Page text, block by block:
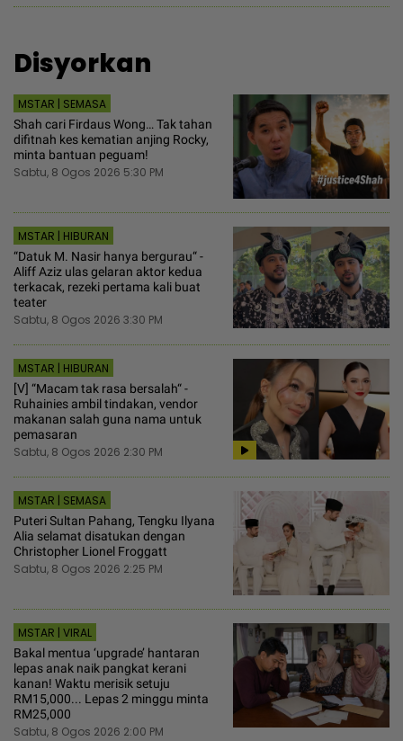
Disyorkan
MSTAR | SEMASA
Shah cari Firdaus Wong… Tak tahan
difitnah kes kematian anjing Rocky,
minta bantuan peguam!
Sabtu, 8 Ogos 2026 5:30 PM
MSTAR | HIBURAN
“Datuk M. Nasir hanya bergurau“ -
Aliff Aziz ulas gelaran aktor kedua
terkacak, rezeki pertama kali buat
teater
Sabtu, 8 Ogos 2026 3:30 PM
MSTAR | HIBURAN
[V] “Macam tak rasa bersalah“ -
Ruhainies ambil tindakan, vendor
makanan salah guna nama untuk
pemasaran
Sabtu, 8 Ogos 2026 2:30 PM
MSTAR | SEMASA
Puteri Sultan Pahang, Tengku Ilyana
Alia selamat disatukan dengan
Christopher Lionel Froggatt
Sabtu, 8 Ogos 2026 2:25 PM
MSTAR | VIRAL
Bakal mentua ‘upgrade’ hantaran
lepas anak naik pangkat kerani
kanan! Waktu merisik setuju
RM15,000... Lepas 2 minggu minta
RM25,000
Sabtu, 8 Ogos 2026 2:00 PM